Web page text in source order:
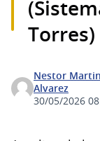
Torres)
Nestor
Alvarez
30/05/2026